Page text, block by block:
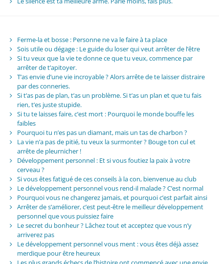
Ferme-la et bosse : Personne ne va le faire à ta place
Sois utile ou dégage : Le guide du loser qui veut arrêter de l’être
Si tu veux que la vie te donne ce que tu veux, commence par
arrêter de t’apitoyer.
T’as envie d’une vie incroyable ? Alors arrête de te laisser distraire
par des conneries.
Si t’as pas de plan, t’as un problème. Si t’as un plan et que tu fais
rien, t’es juste stupide.
Si tu te laisses faire, c’est mort : Pourquoi le monde bouffe les
faibles
Pourquoi tu n’es pas un diamant, mais un tas de charbon ?
La vie n’a pas de pitié, tu veux la surmonter ? Bouge ton cul et
arrête de pleurnicher !
Développement personnel : Et si vous foutiez la paix à votre
cerveau ?
Si vous êtes fatigué de ces conseils à la con, bienvenue au club
Le développement personnel vous rend-il malade ? C’est normal
Pourquoi vous ne changerez jamais, et pourquoi c’est parfait ainsi
Arrêter de s’améliorer, c’est peut-être le meilleur développement
personnel que vous puissiez faire
Le secret du bonheur ? Lâchez tout et acceptez que vous n’y
arriverez pas
Le développement personnel vous ment : vous êtes déjà assez
merdique pour être heureux